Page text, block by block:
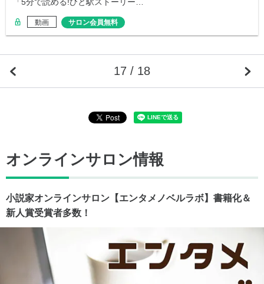
動画 サロン会員無料
17 / 18
オンラインサロン情報
小説家オンラインサロン【エンタメノベルラボ】書籍化＆
新人賞受賞者多数！